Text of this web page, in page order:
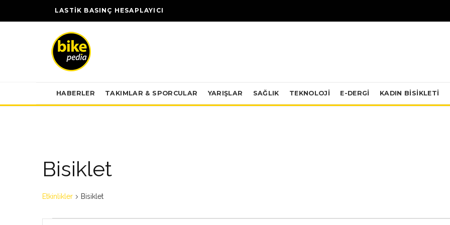
LASTİK BASINÇ HESAPLAYICI
HABERLER TAKIMLAR & SPORCULAR YARIŞLAR SAĞLIK TEKNOLOJI E-DERGİ KADIN BISIKLETI
Bisiklet
Etkinlikler Bisiklet